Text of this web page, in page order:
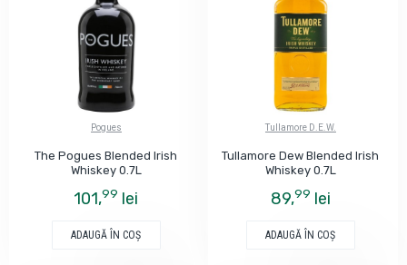
Pogues
The Pogues Blended Irish
Whiskey 0.7L
101,99 lei
ADAUGĂ ÎN COŞ
Tullamore D.E.W.
Tullamore Dew Blended Irish
Whiskey 0.7L
89,99 lei
ADAUGĂ ÎN COŞ